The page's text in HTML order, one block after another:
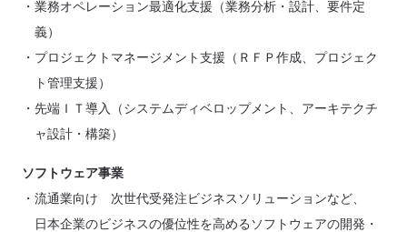
業務オペレーション最適化支援（業務分析・設計、要件定
義）
プロジェクトマネージメント支援（ＲＦＰ作成、プロジェク
ト管理支援）
先端ＩＴ導入（システムディベロップメント、アーキテクチ
ャ設計・構築）
ソフトウェア事業
流通業向け 次世代受発注ビジネスソリューションなど、
日本企業のビジネスの優位性を高めるソフトウェアの開発・